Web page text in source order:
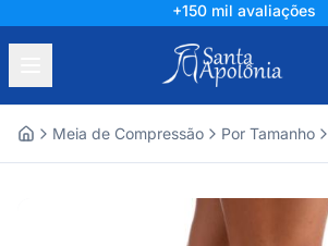
Líder há mais de 60 anos
Meia de Compressão Por Tamanho